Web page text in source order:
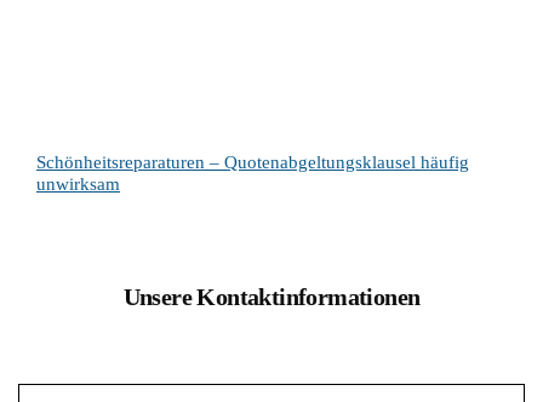
Schönheitsreparaturen – Quotenabgeltungsklausel häufig
unwirksam
Unsere Kontaktinformationen